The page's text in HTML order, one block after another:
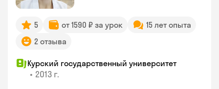
5 от 1590 ₽ за урок
15 лет опыта
2 отзыва
Курский государственный университет
• 2013 г.